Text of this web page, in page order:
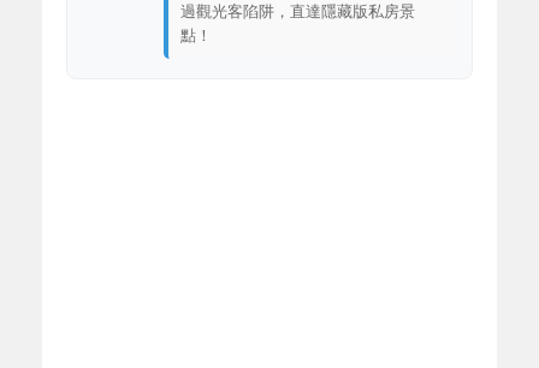
過觀光客陷阱，直達隱藏版私房景
點！